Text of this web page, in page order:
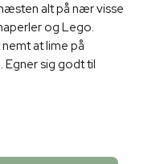
alt på nær visse
og Lego.
at lime på
sig godt til